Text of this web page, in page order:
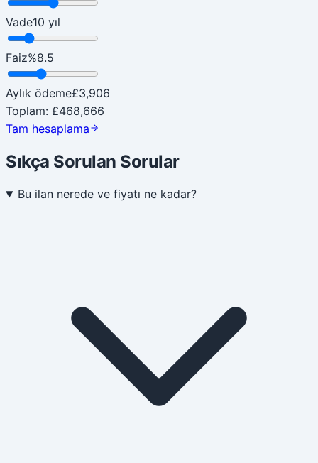
Vade10 yıl
Faiz%8.5
Aylık ödeme£3,906
Toplam: £468,666
Tam hesaplama
Sıkça Sorulan Sorular
Bu ilan nerede ve fiyatı ne kadar?